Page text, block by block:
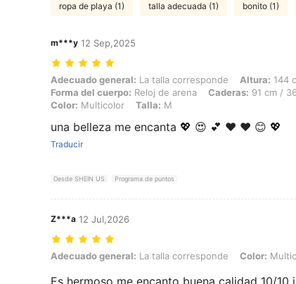
ropa de playa (1) talla adecuada (1) bonito (1)
m***y 12 Sep,2025
Adecuado general: La talla corresponde, Altura: 144 cm / 57
Adecuado general: La talla corresponde Altura: 144
Forma del cuerpo: Reloj de arena Caderas: 91 cm /
Color: Multicolor Talla: M
una belleza me encanta 💖 😍 💕 ♥️ ❤️ 😊 💖
Traducir
Desde SHEIN US Programa de puntos
Z***a 12 Jul,2026
Adecuado general: La talla corresponde, Color: Multicolor,
Adecuado general: La talla corresponde Color:
Es hermoso me encanto buena calidad 10/10